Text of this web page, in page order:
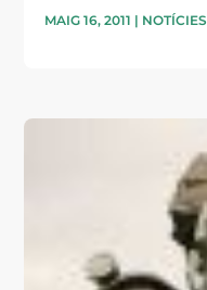
MAIG 16, 2011 | NOTÍCIES